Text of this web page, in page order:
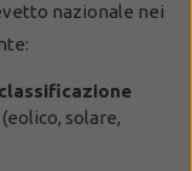
nazionale nei
(eolico, solare,